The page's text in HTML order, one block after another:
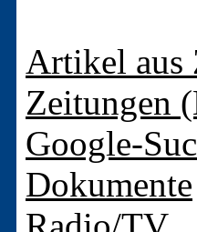
Artikel aus
Zeitungen
Google-
Dokumente